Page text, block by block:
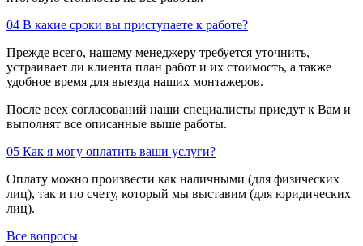
04 В какие сроки вы приступаете к работе?
Прежде всего, нашему менеджеру требуется уточнить,
устраивает ли клиента план работ и их стоимость, а также
удобное время для выезда наших монтажеров.
После всех согласований наши специалисты приедут к Вам и
выполнят все описанные выше работы.
05 Как я могу оплатить ваши услуги?
Оплату можно произвести как наличными (для физических
лиц), так и по счету, который мы выставим (для юридических
лиц).
Все вопросы